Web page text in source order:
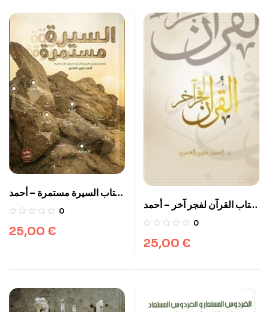
كتاب السيرة مستمرة – أحمد
خيري العمري0
25,00 €
كتاب القرآن لفجر آخر – أحمد
خيري العمري0
25,00 €